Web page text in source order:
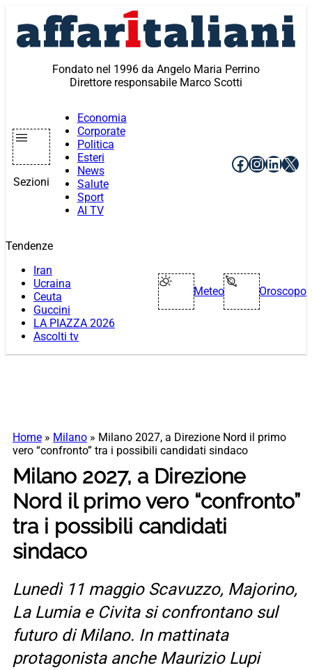
contenuto
Fondato nel 1996 da Angelo Maria Perrino
Direttore responsabile Marco Scotti
Sezioni
Economia
Corporate
Politica
Esteri
News
Salute
Sport
AI TV
Facebook
X
Tendenze
Iran
Ucraina
Ceuta
Guccini
LA PIAZZA 2026
Ascolti tv
Meteo Oroscopo
Home » Milano » Milano 2027, a Direzione Nord il primo
vero “confronto” tra i possibili candidati sindaco
Milano 2027, a Direzione
Nord il primo vero “confronto”
tra i possibili candidati
sindaco
Lunedì 11 maggio Scavuzzo, Majorino,
La Lumia e Civita si confrontano sul
futuro di Milano. In mattinata
protagonista anche Maurizio Lupi